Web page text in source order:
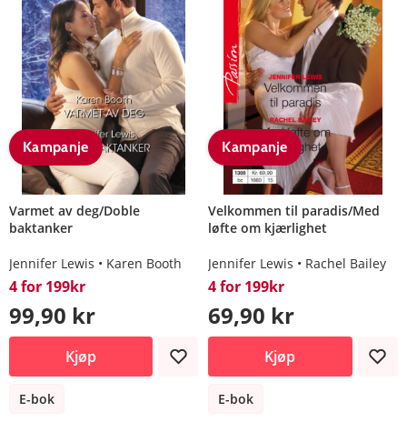
Kampanje
Varmet av deg/Doble
baktanker
Jennifer Lewis Karen Booth
4 for 199kr
99,90 kr
Kjøp
E-bok
Kampanje
Velkommen til paradis/Med
løfte om kjærlighet
Jennifer Lewis Rachel Bailey
4 for 199kr
69,90 kr
Kjøp
E-bok